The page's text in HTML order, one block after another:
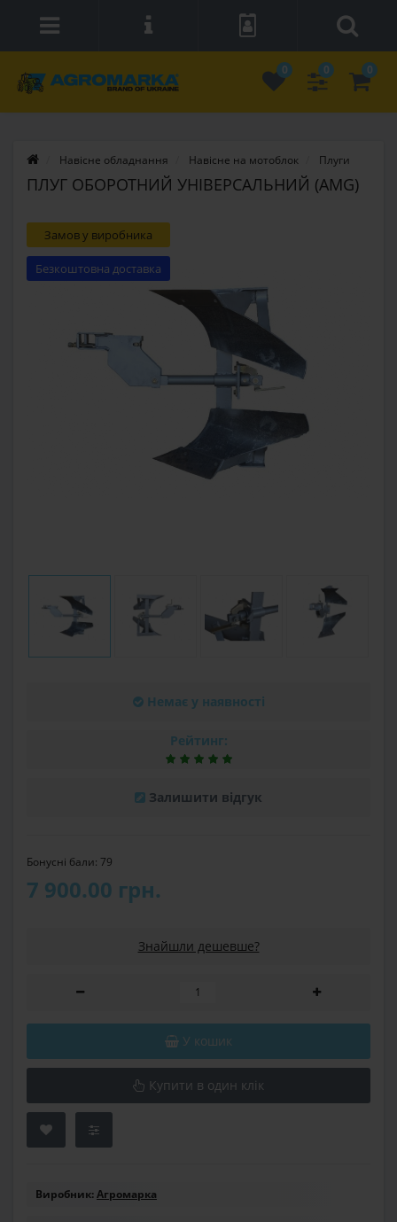
0 0 0
Навісне обладнання Навісне на мотоблок Плуги
ПЛУГ ОБОРОТНИЙ УНІВЕРСАЛЬНИЙ (AMG)
Замов у виробника
Безкоштовна доставка
Немає у наявності
Рейтинг:
Залишити відгук
Бонусні бали: 79
7 900.00 грн.
Знайшли дешевше?
У кошик
Купити в один клік
Виробник:Агромарка